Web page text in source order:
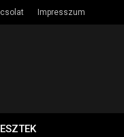
Impresszum